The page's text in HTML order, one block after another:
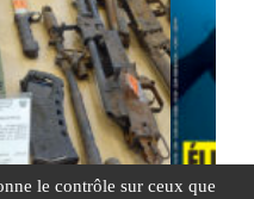
le contrôle sur ceux que